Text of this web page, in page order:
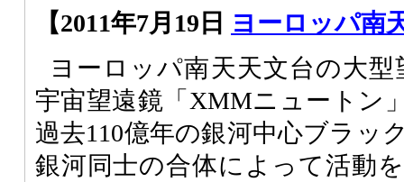
【2011年7月19日 ヨーロッパ南
ヨーロッパ南天天文台の大
宇宙望遠鏡「XMMニュートン
過去110億年の銀河中心ブラッ
銀河同士の合体によって活動